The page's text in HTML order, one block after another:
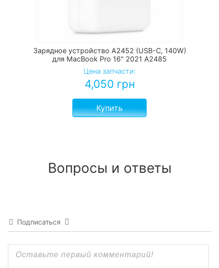
Зарядное устройство A2452 (USB-C, 140W)
для MacBook Pro 16" 2021 A2485
Цена запчасти:
4,050 грн
Купить
Вопросы и ответы
Подписаться